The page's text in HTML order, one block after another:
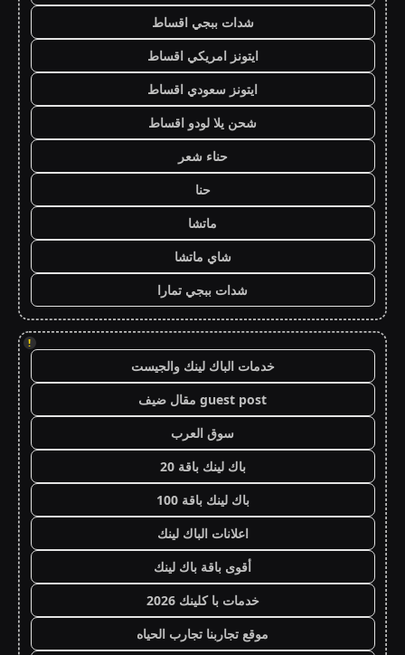
شدات ببجي اقساط
ايتونز امريكي اقساط
ايتونز سعودي اقساط
شحن يلا لودو اقساط
حناء شعر
حنا
ماتشا
شاي ماتشا
شدات ببجي تمارا
!
خدمات الباك لينك والجيست
guest post مقال ضيف
سوق العرب
باك لينك باقة 20
باك لينك باقة 100
اعلانات الباك لينك
أقوى باقة باك لينك
خدمات با كلينك 2026
موقع تجاربنا تجارب الحياه